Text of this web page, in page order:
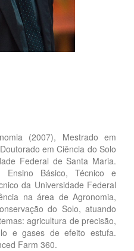
(2007), Mestrado em
em Ciência do Solo
Federal de Santa Maria.
Ensino Básico, Técnico e
da Universidade Federal
na área de Agronomia,
do Solo, atuando
agricultura de precisão,
e gases de efeito estufa.
Farm 360.